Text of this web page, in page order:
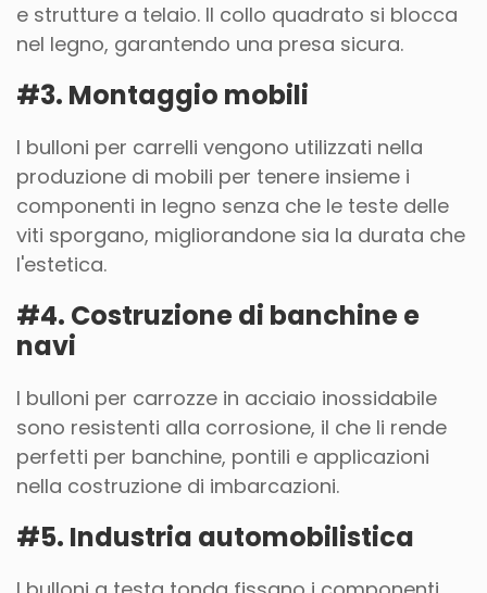
e strutture a telaio. Il collo quadrato si blocca
nel legno, garantendo una presa sicura.
#3. Montaggio mobili
I bulloni per carrelli vengono utilizzati nella
produzione di mobili per tenere insieme i
componenti in legno senza che le teste delle
viti sporgano, migliorandone sia la durata che
l'estetica.
#4. Costruzione di banchine e
navi
I bulloni per carrozze in acciaio inossidabile
sono resistenti alla corrosione, il che li rende
perfetti per banchine, pontili e applicazioni
nella costruzione di imbarcazioni.
#5. Industria automobilistica